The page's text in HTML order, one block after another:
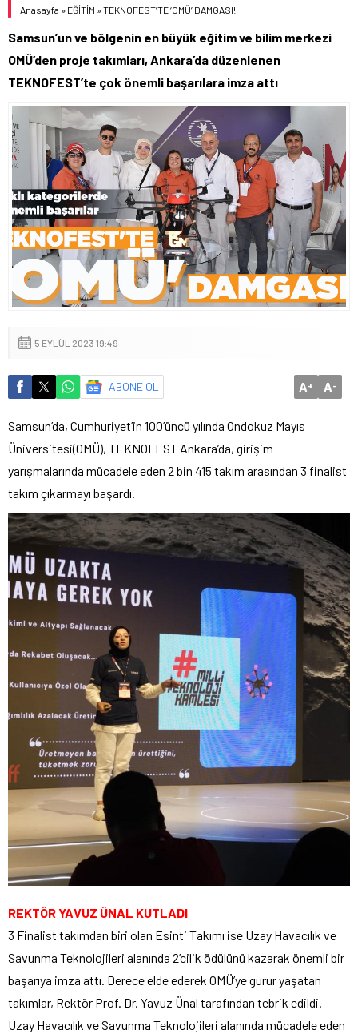
Anasayfa » EĞİTİM »TEKNOFEST’TE ‘OMÜ’ DAMGASI!
Samsun’un ve bölgenin en büyük eğitim ve bilim merkezi
OMÜ’den proje takımları, Ankara’da düzenlenen
TEKNOFEST’te çok önemli başarılara imza attı
5 EYLÜL 2023 19:49
ABONE OL A+ A-
Samsun’da, Cumhuriyet’in 100’üncü yılında Ondokuz Mayıs
Üniversitesi(OMÜ), TEKNOFEST Ankara’da, girişim
yarışmalarında mücadele eden 2 bin 415 takım arasından 3 finalist
takım çıkarmayı başardı.
REKTÖR YAVUZ ÜNAL KUTLADI
3 Finalist takımdan biri olan Esinti Takımı ise Uzay Havacılık ve
Savunma Teknolojileri alanında 2’cilik ödülünü kazarak önemli bir
başarıya imza attı. Derece elde ederek OMÜ’ye gurur yaşatan
takımlar, Rektör Prof. Dr. Yavuz Ünal tarafından tebrik edildi.
Uzay Havacılık ve Savunma Teknolojileri alanında mücadele eden